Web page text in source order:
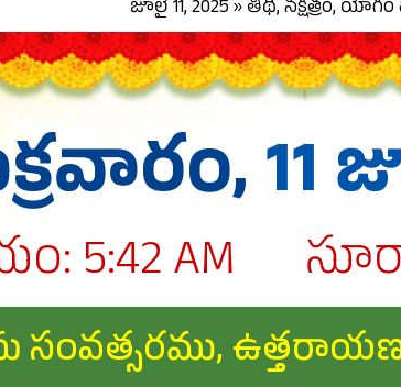
జూలై 11, 2025 » తిథి, నక్షత్రం,
11
5:42 AM
సంవత్సరము,